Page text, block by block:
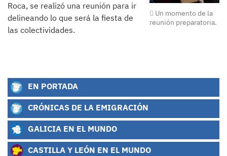
Un momento de la
reunión preparatoria.
Roca, se realizó una reunión para ir
delineando lo que será la fiesta de
las colectividades.
EN PORTADA
CRÓNICAS DE LA EMIGRACIÓN
GALICIA EN EL MUNDO
CASTILLA Y LEÓN EN EL MUNDO